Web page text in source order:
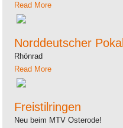
Read More
Norddeutscher Pokal
Rhönrad
Read More
Freistilringen
Neu beim MTV Osterode!